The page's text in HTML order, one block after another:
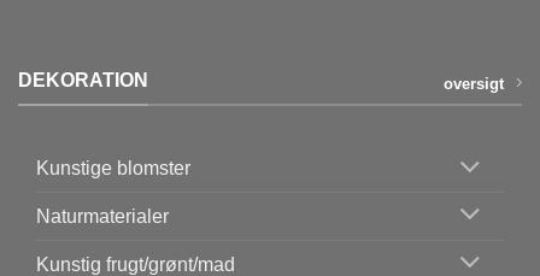
DEKORATION oversigt
Kunstige blomster
Naturmaterialer
Kunstig frugt/grønt/mad